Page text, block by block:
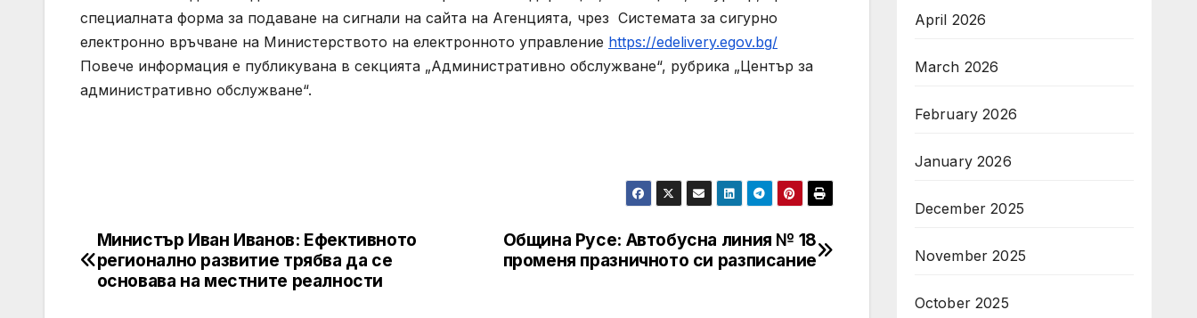
специалната форма за подаване на сигнали на сайта на Агенцията, чрез Системата за сигурно
електронно връчване на Министерството на електронното управление https://edelivery.egov.bg/
Повече информация е публикувана в секцията „Административно обслужване“, рубрика „Център за
административно обслужване“.
Post
navigation
Община Русе: Автобусна линия № 18
променя празничното си разписание
Министър Иван Иванов: Ефективното
регионално развитие трябва да се
основава на местните реалности
April 2026
March 2026
February 2026
January 2026
December 2025
November 2025
October 2025